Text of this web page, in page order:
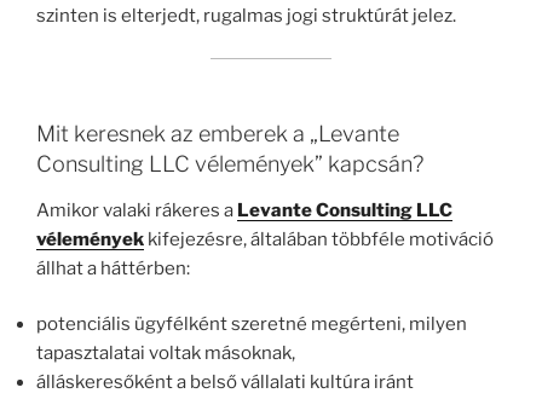
szinten is elterjedt, rugalmas jogi struktúrát jelez.
Mit keresnek az emberek a „Levante
Consulting LLC vélemények” kapcsán?
Amikor valaki rákeres a Levante Consulting LLC
vélemények kifejezésre, általában többféle motiváció
állhat a háttérben:
potenciális ügyfélként szeretné megérteni, milyen
tapasztalatai voltak másoknak,
álláskeresőként a belső vállalati kultúra iránt